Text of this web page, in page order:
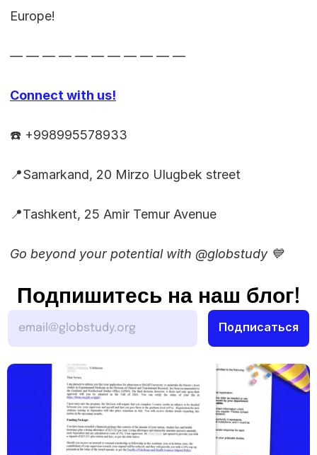
Europe!
— — — — — — — — — — —
Connect with us!
☎️ +998995578933
📍Samarkand, 20 Mirzo Ulugbek street
📍Tashkent, 25 Amir Temur Avenue
Go beyond your potential with @globstudy 💙
Подпишитесь на наш блог!